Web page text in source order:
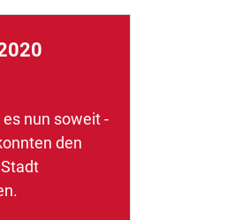
nun soweit -
den